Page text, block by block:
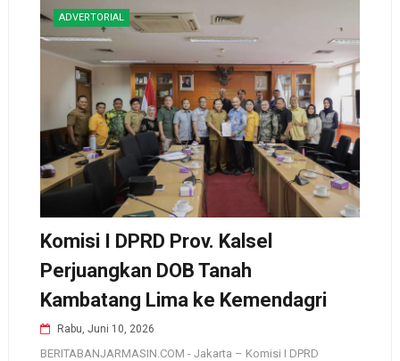
ADVERTORIAL
Komisi I DPRD Prov. Kalsel
Perjuangkan DOB Tanah
Kambatang Lima ke Kemendagri
Rabu, Juni 10, 2026
BERITABANJARMASIN.COM - Jakarta – Komisi I DPRD